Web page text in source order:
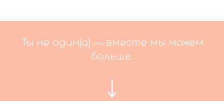
Ты не один(а) — вместе мы можем
больше.